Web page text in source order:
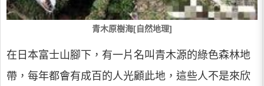
青木原樹海[自然地理]
在日本富士山腳下，有一片名叫青木源的綠色森林地
帶，每年都會有成百的人光顧此地，這些人不是來欣